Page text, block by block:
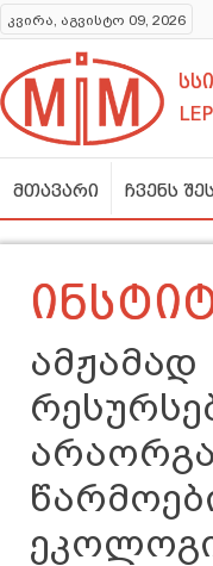
კვირა, აგვისტო 09, 2026
მთავარი ჩვენს